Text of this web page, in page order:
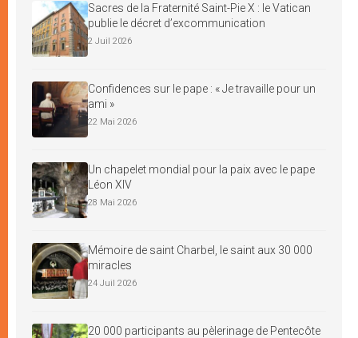
Sacres de la Fraternité Saint-Pie X : le Vatican
publie le décret d’excommunication
2 Juil 2026
Confidences sur le pape : « Je travaille pour un
ami »
22 Mai 2026
Un chapelet mondial pour la paix avec le pape
Léon XIV
28 Mai 2026
Mémoire de saint Charbel, le saint aux 30 000
miracles
24 Juil 2026
20 000 participants au pèlerinage de Pentecôte